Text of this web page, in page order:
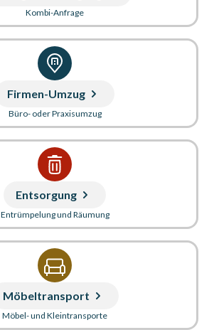
Kombi-Anfrage
Firmen-Umzug
Büro- oder Praxisumzug
Entsorgung
Entrümpelung und Räumung
Möbeltransport
Möbel- und Kleintransporte